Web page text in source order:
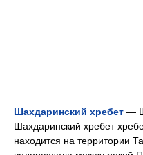
Шахдаринский хребет —
Шахдаринский хребет
находится на территории